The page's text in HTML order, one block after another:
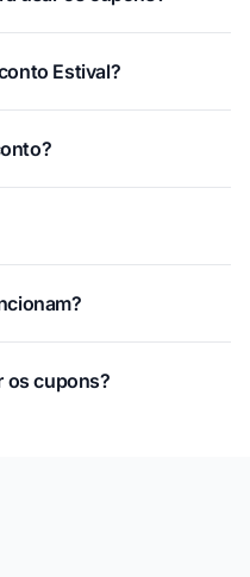
Estival?
os cupons?